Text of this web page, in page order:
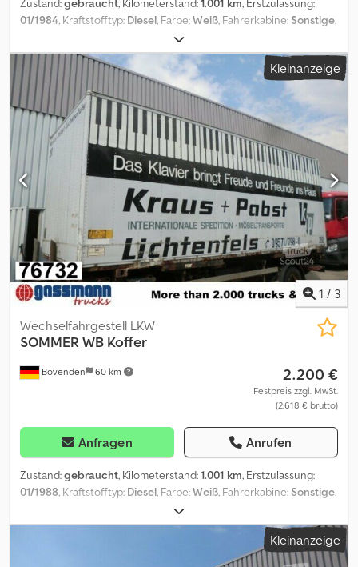
Zustand:gebraucht, Kilometerstand:1.001 km, Erstzulassung:
01/1984, Kraftstofftyp: Diesel, Farbe:Weiß, Fahrerkabine:Sonstige,
, Laderaumlänge:
Laderaumbreite:2.430 mm, Laderaumhöhe:2.420 mm, Baujahr:
1984, Fahrzeugstandort: Bovenden, Portaltüren Aufbau:
Möbelkoffer ist Beladen mit Schaukästen aus dem Museum!
Wechselbrücke ist feucht. ZUBEHÖRANGABEN OHNE GEWÄHR,
Änderungen, Zwischenverkauf und Irrtümer vorbehalten! Dedpfx
Aioi Rri Uopjck - .
Kleinanzeige
1 / 3
Bovenden 60 km
Wechselfahrgestell LKW
SOMMER WB Koffer
2.200 €
Festpreis zzgl. MwSt.
(2.618 € brutto)
Anfragen Anrufen
Zustand:gebraucht, Kilometerstand:1.001 km, Erstzulassung:
01/1988 , Kraftstofftyp: Diesel , Farbe:Weiß , Fahrerkabine:Sonstige
, Laderaumlänge:
Laderaumbreite:2.430 mm, Laderaumhöhe:2.420 mm, Baujahr:
, Fahrzeugstandort: Bovenden, Portaltüren Djdpfx Aisi N
Srfjpsck Aufbau: Möbelkoffer ZUBEHÖRANGABEN OHNE GEWÄHR,
Kleinanzeige